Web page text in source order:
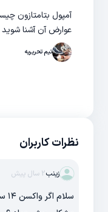
آمپول بتامتازون
عوارض آن آشنا شوید
تیم تحریریه
نظرات کاربران
زینب2 سال پیش